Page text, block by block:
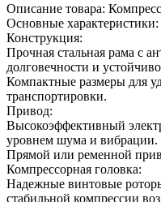
Описание товара:
Основные характеристики:
Конструкция:
Прочная стальная рама с
долговечности и
Компактные размеры для
транспортировки.
Привод:
Высокоэффективный
уровнем шума и вибрации.
Прямой или ременной
Компрессорная головка:
Надежные винтовые
стабильной компрессии